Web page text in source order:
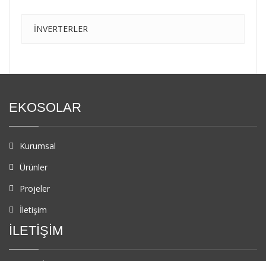
İNVERTERLER
EKOSOLAR
Kurumsal
Ürünler
Projeler
İletişim
İLETİŞİM